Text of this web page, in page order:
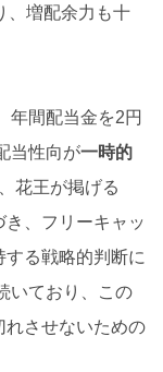
、増配余力も十
年間配当金を2円
当性向が一時的
花王が掲げる
き、フリーキャッ
る戦略的判断に
いており、この
れさせないための